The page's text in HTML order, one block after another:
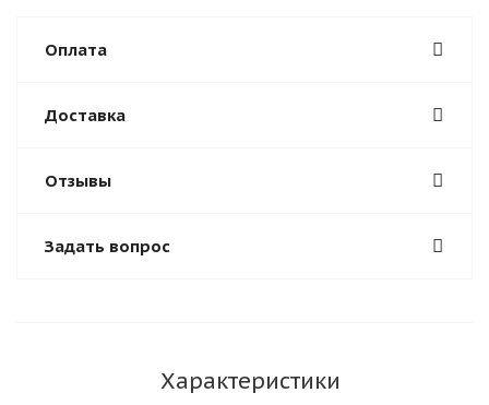
Оплата
Доставка
Отзывы
Задать вопрос
Характеристики